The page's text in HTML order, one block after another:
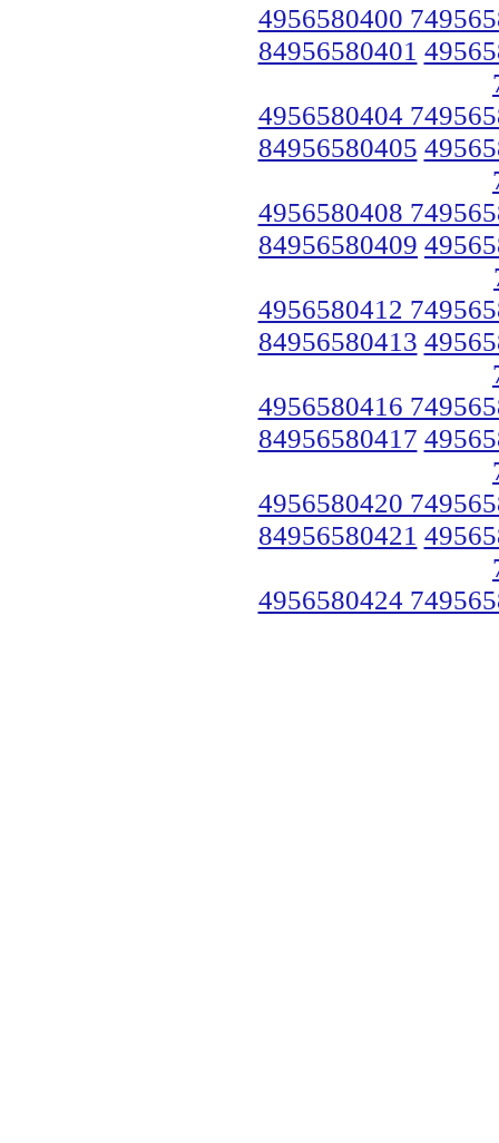
4956580400
84956580401
4956580404
84956580405
4956580408
84956580409
4956580412
84956580413
4956580416
84956580417
4956580420
84956580421
4956580424